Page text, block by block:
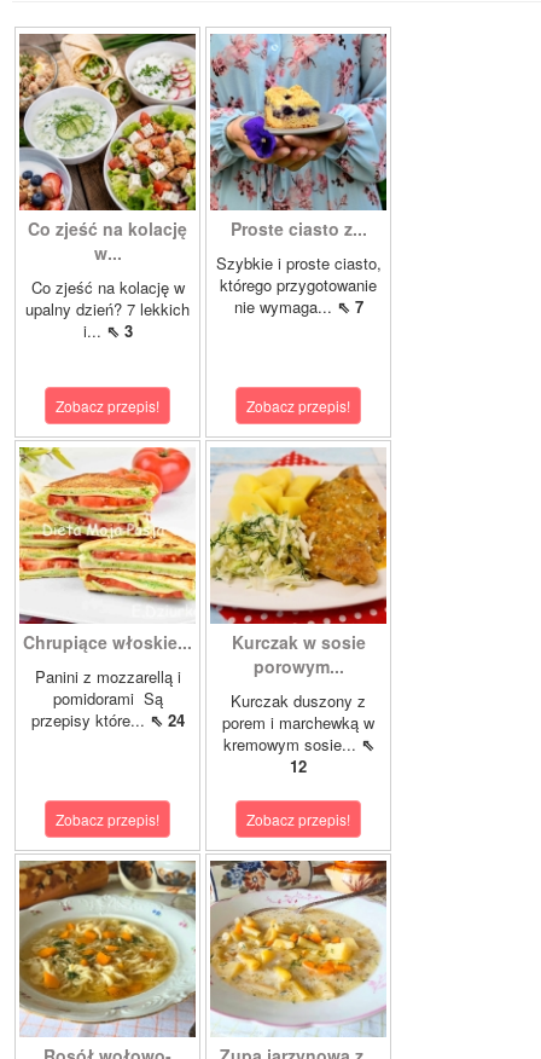
Co zjeść na kolację
w...
Co zjeść na kolację w
upalny dzień? 7 lekkich
i... ⇖ 3
Zobacz przepis!
Proste ciasto z...
Szybkie i proste ciasto,
którego przygotowanie
nie wymaga... ⇖ 7
Zobacz przepis!
Chrupiące włoskie...
Panini z mozzarellą i
pomidorami Są
przepisy które... ⇖ 24
Zobacz przepis!
Kurczak w sosie
porowym...
Kurczak duszony z
porem i marchewką w
kremowym sosie... ⇖
12
Zobacz przepis!